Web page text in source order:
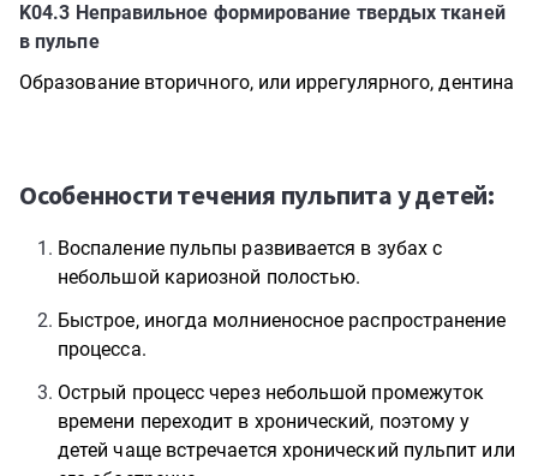
K04.3 Неправильное формирование твердых тканей
в пульпе
Образование вторичного, или иррегулярного, дентина
Особенности течения пульпита у детей:
Воспаление пульпы развивается в зубах с
небольшой кариозной полостью.
Быстрое, иногда молниеносное распространение
процесса.
Острый процесс через небольшой промежуток
времени переходит в хронический, поэтому у
детей чаще встречается хронический пульпит или